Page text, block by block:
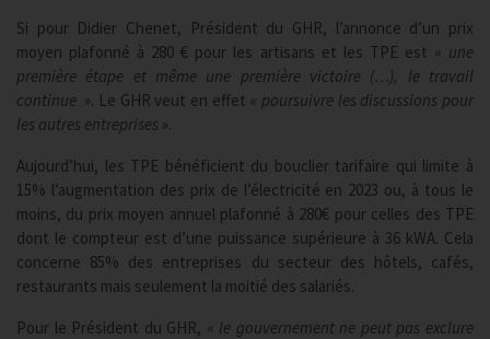
Si pour Didier Chenet, Président du GHR, l’annonce d’un prix
moyen plafonné à 280 € pour les artisans et les TPE est « une
première étape et même une première victoire (…), le travail
continue ». Le GHR veut en effet « poursuivre les discussions pour
les autres entreprises ».
Aujourd’hui, les TPE bénéficient du bouclier tarifaire qui limite à
15% l’augmentation des prix de l’électricité en 2023 ou, à tous le
moins, du prix moyen annuel plafonné à 280€ pour celles des TPE
dont le compteur est d’une puissance supérieure à 36 kWA. Cela
concerne 85% des entreprises du secteur des hôtels, cafés,
restaurants mais seulement la moitié des salariés.
Pour le Président du GHR, « le gouvernement ne peut pas exclure